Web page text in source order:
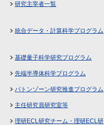
研究主宰者一覧
統合データ・計算科学プログラム
基礎量子科学研究プログラム
先端半導体科学プログラム
バトンゾーン研究推進プログラム
主任研究員研究室等
理研ECL研究チーム・理研ECL研